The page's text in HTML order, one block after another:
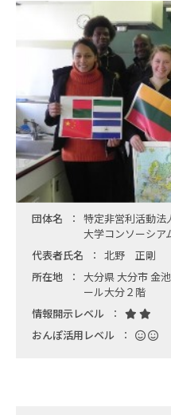
団体名
特定非営利活動法
大学コンソーシア
代表者氏名
北野 正剛
所在地
大分県 大分市 金
ール大分２階
情報開示レベル
おんぽ活用レベル